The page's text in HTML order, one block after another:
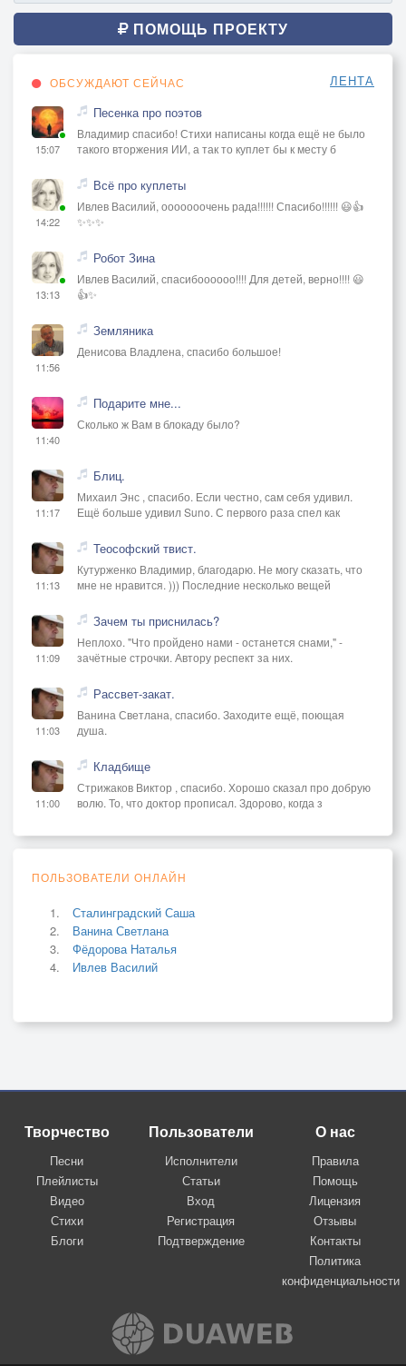
ПОМОЩЬ ПРОЕКТУ
ОБСУЖДАЮТ СЕЙЧАС ЛЕНТА
15:07
Песенка про поэтов
Владимир спасибо! Стихи написаны когда ещё не было
такого вторжения ИИ, а так то куплет бы к месту б
14:22
Всё про куплеты
Ивлев Василий, ооооооочень рада!!!!!! Спасибо!!!!!! 😃👍
✨✨✨
13:13
Робот Зина
Ивлев Василий, спасибоооооо!!!! Для детей, верно!!!! 😃
👍✨
11:56
Земляника
Денисова Владлена, спасибо большое!
11:40
Подарите мне...
Сколько ж Вам в блокаду было?
11:17
Блиц.
Михаил Энс , спасибо. Если честно, сам себя удивил.
Ещё больше удивил Suno. С первого раза спел как
11:13
Теософский твист.
Кутурженко Владимир, благодарю. Не могу сказать, что
мне не нравится. ))) Последние несколько вещей
11:09
Зачем ты приснилась?
Неплохо. "Что пройдено нами - останется снами," -
зачётные строчки. Автору респект за них.
11:03
Рассвет-закат.
Ванина Светлана, спасибо. Заходите ещё, поющая
душа.
11:00
Кладбище
Стрижаков Виктор , спасибо. Хорошо сказал про добрую
волю. То, что доктор прописал. Здорово, когда з
ПОЛЬЗОВАТЕЛИ ОНЛАЙН
Сталинградский Саша
Ванина Светлана
Фёдорова Наталья
Ивлев Василий
Творчество
Песни
Плейлисты
Видео
Стихи
Блоги
Пользователи
Исполнители
Статьи
Вход
Регистрация
Подтверждение
О нас
Правила
Помощь
Лицензия
Отзывы
Контакты
Политика
конфиденциальности